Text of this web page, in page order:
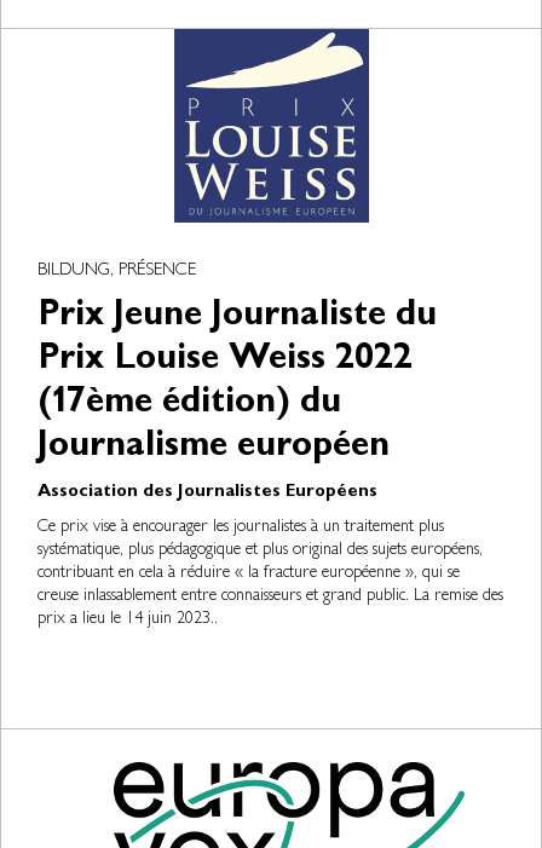
BILDUNG, PRÉSENCE
Prix Jeune Journaliste du
Prix Louise Weiss 2022
(17ème édition) du
Journalisme européen
Association des Journalistes Européens
Ce prix vise à encourager les journalistes à un traitement plus
systématique, plus pédagogique et plus original des sujets européens,
contribuant en cela à réduire « la fracture européenne », qui se
creuse inlassablement entre connaisseurs et grand public. La remise des
prix a lieu le 14 juin 2023..